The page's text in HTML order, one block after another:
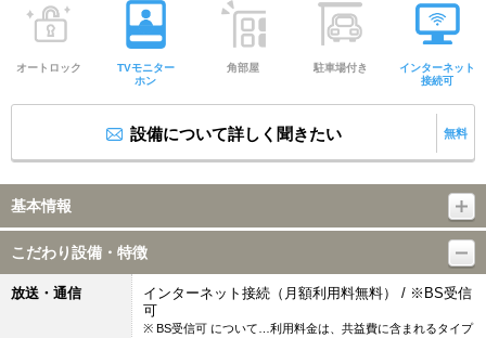
オートロック
TVモニター
ホン
角部屋 駐車場付き
インターネット
接続可
設備について詳しく聞きたい 無料
基本情報
こだわり設備・特徴
放送・通信
インターネット接続（月額利用料無料） / ※BS受信
可
※ BS受信可 について…利用料金は、共益費に含まれるタイプ